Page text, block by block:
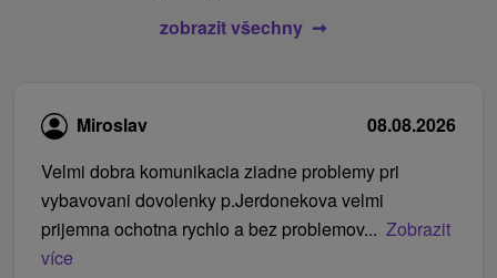
zobrazit všechny
Miroslav
08.08.2026
Velmi dobra komunikacia ziadne problemy pri
vybavovani dovolenky p.Jerdonekova velmi
prijemna ochotna rychlo a bez problemov... Zobrazit
více